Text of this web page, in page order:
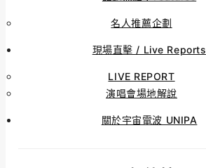
名人推薦企劃
現場直擊 / Live Reports
LIVE REPORT
演唱會場地解說
關於宇宙電波 UNIPA